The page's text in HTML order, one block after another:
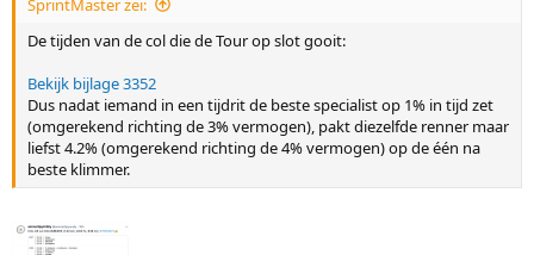
De tijden van de col die de Tour op slot gooit:
Bekijk bijlage 3352
Dus nadat iemand in een tijdrit de beste specialist op 1% in tijd zet
(omgerekend richting de 3% vermogen), pakt diezelfde renner maar
liefst 4.2% (omgerekend richting de 4% vermogen) op de één na
beste klimmer.